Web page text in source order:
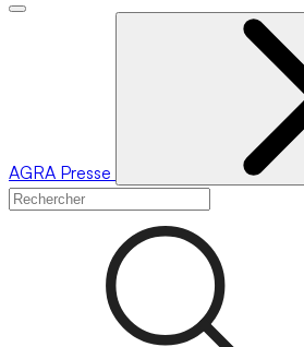
AGRA Presse